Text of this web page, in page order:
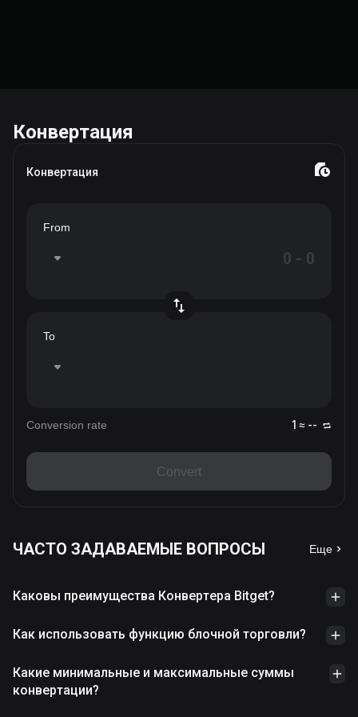
Конвертация
Конвертация
From
To
Conversion rate 1 ≈ --
Convert
ЧАСТО ЗАДАВАЕМЫЕ ВОПРОСЫ Еще
Каковы преимущества Конвертера Bitget?
Как использовать функцию блочной торговли?
Какие минимальные и максимальные суммы
конвертации?